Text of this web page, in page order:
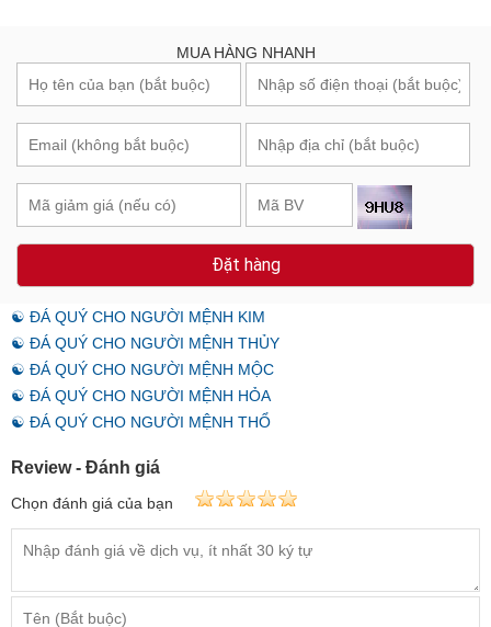
MUA HÀNG NHANH
Đặt hàng
☯ ĐÁ QUÝ CHO NGƯỜI MỆNH KIM
☯ ĐÁ QUÝ CHO NGƯỜI MỆNH THỦY
☯ ĐÁ QUÝ CHO NGƯỜI MỆNH MỘC
☯ ĐÁ QUÝ CHO NGƯỜI MỆNH HỎA
☯ ĐÁ QUÝ CHO NGƯỜI MỆNH THỔ
Review - Đánh giá
Chọn đánh giá của bạn